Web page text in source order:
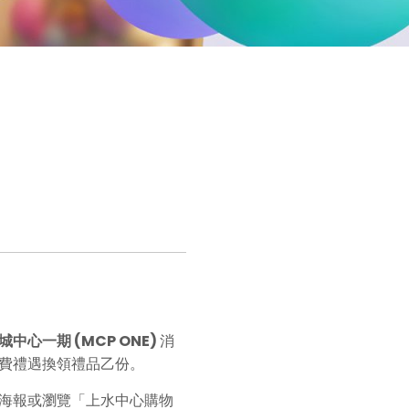
中心一期(MCP ONE)消
禮遇換領禮品乙份。
報或瀏覽「上水中心購物